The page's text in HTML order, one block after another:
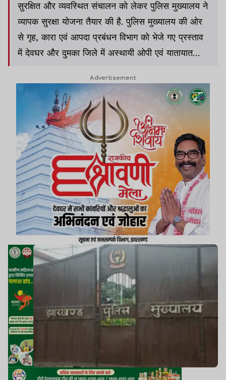
सुरक्षित और व्यवस्थित संचालन को लेकर पुलिस मुख्यालय ने
व्यापक सुरक्षा योजना तैयार की है. पुलिस मुख्यालय की ओर
से गृह, कारा एवं आपदा प्रबंधन विभाग को भेजे गए प्रस्ताव
में देवघर और दुमका जिले में अस्थायी ओपी एवं यातायात
जुलाई से 28 अगस्त 2026 तक लागू रहेगी.
Advertisement